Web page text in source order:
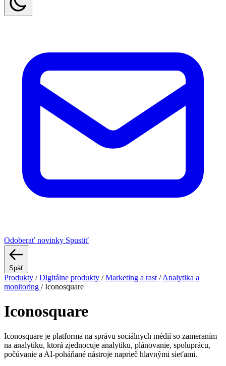
Odoberať novinky Spustiť
Späť
Produkty / Digitálne produkty / Marketing a rast / Analytika a
monitoring / Iconosquare
Iconosquare
Iconosquare je platforma na správu sociálnych médií so zameraním
na analytiku, ktorá zjednocuje analytiku, plánovanie, spoluprácu,
počúvanie a AI-poháňané nástroje naprieč hlavnými sieťami.